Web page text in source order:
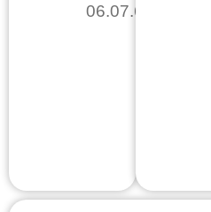
06.07.68.83.98